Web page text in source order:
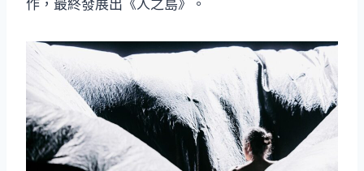
作，最終發展出《人之島》。